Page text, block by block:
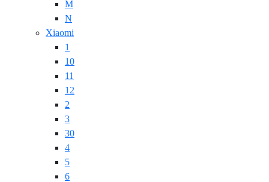
M
N
Xiaomi
1
10
11
12
2
3
30
4
5
6